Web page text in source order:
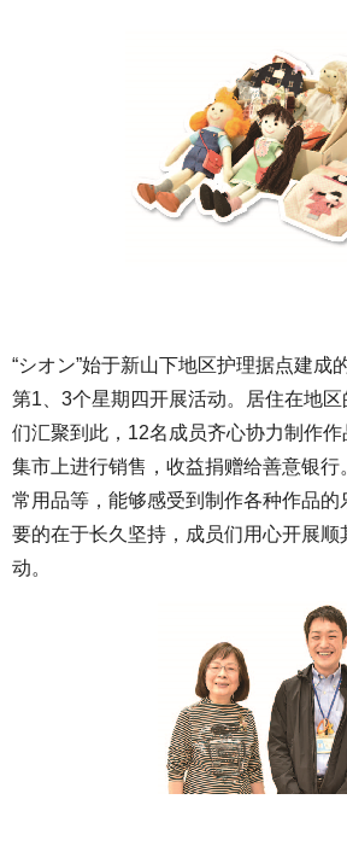
“シオン”始于新山下地区护理据点建成
第1、3个星期四开展活动。居住在地
们汇聚到此，12名成员齐心协力制作
集市上进行销售，收益捐赠给善意银行
常用品等，能够感受到制作各种作品的
要的在于长久坚持，成员们用心开展顺
动。